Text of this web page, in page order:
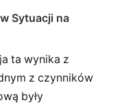
Sytuacji na
ta wynika z
z czynników
były